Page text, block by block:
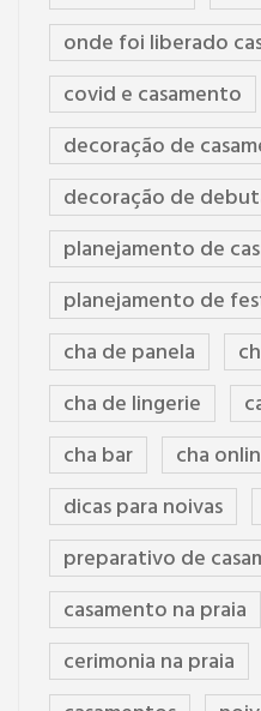
onde foi liberado
covid e casamento
decoração de
decoração de
planejamento de
planejamento de
cha de panela
cha de lingerie
cha bar
cha
dicas para noivas
preparativo de
casamento na praia
cerimonia na praia